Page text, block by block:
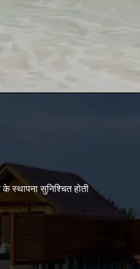
सुनिश्चित होती